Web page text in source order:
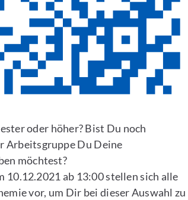
oder höher? Bist Du noch
Arbeitsgruppe Du Deine
möchtest?
10.12.2021 ab 13:00 stellen sich alle
vor, um Dir bei dieser Auswahl zu